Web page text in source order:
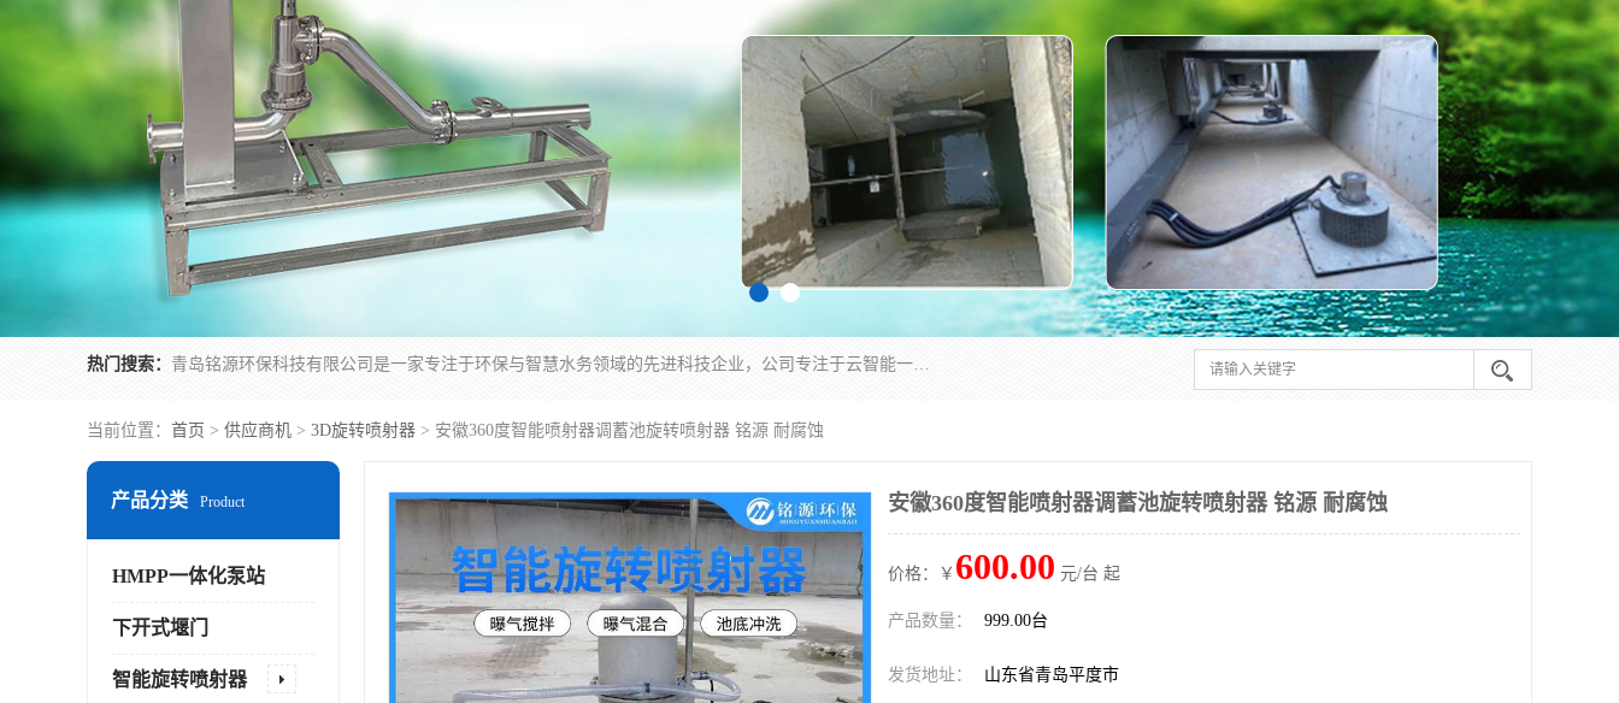
热门搜索： 青岛铭源环保科技有限公司是一家专注于环保与智慧水务领域的先进科技企业，公司专注于云智能一体化HMPP预制泵站、智能截流井设备、调蓄池雨洪管理设备、水务循环利用、云智慧水务开发及新型环保技术研发等领域。
当前位置： 首页 > 供应商机 > 3D旋转喷射器 > 安徽360度智能喷射器调蓄池旋转喷射器 铭源 耐腐蚀
产品分类 Product
HMPP一体化泵站
下开式堰门
智能旋转喷射器
安徽360度智能喷射器调蓄池旋转喷射器 铭源 耐腐蚀
价格：￥ 600.00 元/台 起
产品数量： 999.00台
发货地址： 山东省青岛平度市